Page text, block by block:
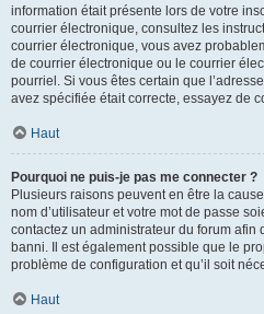
information était présente lors de votre
courrier électronique, consultez les
courrier électronique, vous avez
de courrier électronique ou le courrier
pourriel. Si vous êtes certain que
avez spécifiée était correcte, essayez de
Haut
Pourquoi ne puis-je pas me connecter ?
Plusieurs raisons peuvent en être la
nom d’utilisateur et votre mot de passe
contactez un administrateur du forum afin
banni. Il est également possible que le
problème de configuration et qu’il soit
Haut